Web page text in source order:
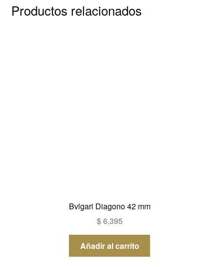
Productos relacionados
Bvlgari Diagono 42 mm
$6,395
Añadir al carrito